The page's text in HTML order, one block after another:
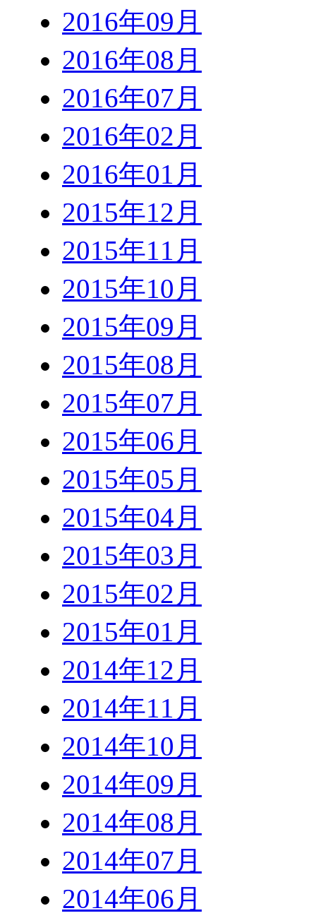
2016年09月
2016年08月
2016年07月
2016年02月
2016年01月
2015年12月
2015年11月
2015年10月
2015年09月
2015年08月
2015年07月
2015年06月
2015年05月
2015年04月
2015年03月
2015年02月
2015年01月
2014年12月
2014年11月
2014年10月
2014年09月
2014年08月
2014年07月
2014年06月